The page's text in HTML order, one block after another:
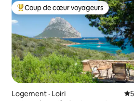
Coup de cœur voyageurs parmi les
Coup de cœur voyageurs
Logement · Loiri